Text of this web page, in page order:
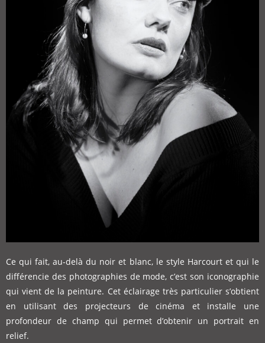
Ce qui fait, au-delà du noir et blanc, le style Harcourt et qui le
différencie des photographies de mode, c’est son iconographie
qui vient de la peinture. Cet éclairage très particulier s’obtient
en utilisant des projecteurs de cinéma et installe une
profondeur de champ qui permet d’obtenir un portrait en
relief.